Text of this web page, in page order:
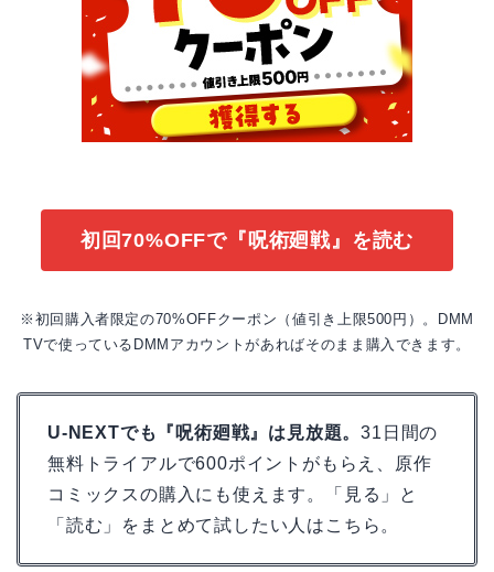
初回70%OFFで『呪術廻戦』を読む
※初回購入者限定の70%OFFクーポン（値引き上限500円）。DMM
TVで使っているDMMアカウントがあればそのまま購入できます。
U-NEXTでも『呪術廻戦』は見放題。31日間の
無料トライアルで600ポイントがもらえ、原作
コミックスの購入にも使えます。「見る」と
「読む」をまとめて試したい人はこちら。